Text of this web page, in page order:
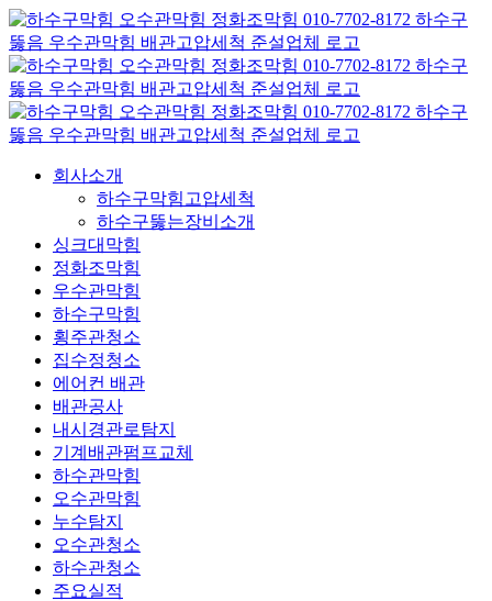
콘
텐
츠
로
건
너
회사소개
하수구막힘고압세척
하수구뚫는장비소개
싱크대막힘
정화조막힘
우수관막힘
하수구막힘
횡주관청소
집수정청소
에어컨 배관
배관공사
내시경관로탐지
기계배관펌프교체
하수관막힘
오수관막힘
누수탐지
오수관청소
하수관청소
주요실적